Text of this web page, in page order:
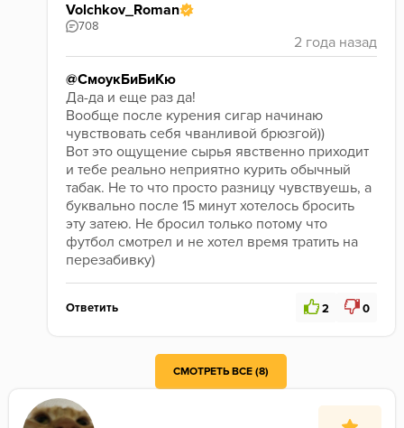
Volchkov_Roman
708
@СмоукБиБиКю
Да-да и еще раз да!
Вообще после курения сигар начинаю
чувствовать себя чванливой брюзгой))
Вот это ощущение сырья явственно приходит
и тебе реально неприятно курить обычный
табак. Не то что просто разницу чувствуешь, а
буквально после 15 минут хотелось бросить
эту затею. Не бросил только потому что
футбол смотрел и не хотел время тратить на
перезабивку)
Ответить 2 0
СМОТРЕТЬ ВСЕ (8)